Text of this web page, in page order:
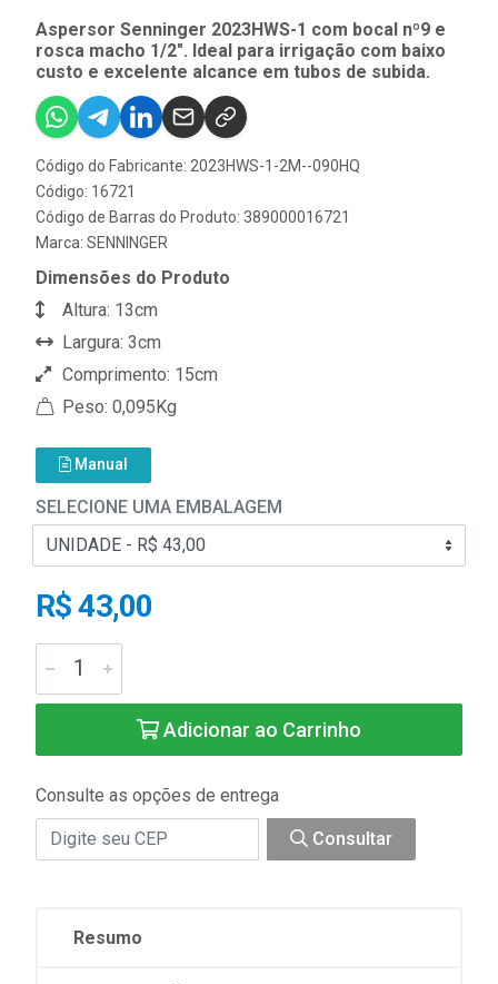
Aspersor Senninger 2023HWS-1 com bocal nº9 e
rosca macho 1/2". Ideal para irrigação com baixo
custo e excelente alcance em tubos de subida.
Código do Fabricante: 2023HWS-1-2M--090HQ
Código: 16721
Código de Barras do Produto: 389000016721
Marca: SENNINGER
Dimensões do Produto
Altura: 13cm
Largura: 3cm
Comprimento: 15cm
Peso: 0,095Kg
Manual
SELECIONE UMA EMBALAGEM
R$ 43,00
Adicionar ao Carrinho
Consulte as opções de entrega
Consultar
Resumo